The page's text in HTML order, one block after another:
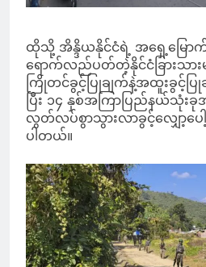
ထိုသို့ အိန္ဒိယနိုင်ငံရဲ့ အရှေ့မြေ
ရောက်လည်ပတ်တဲ့နိုင်ငံခြားသား
ကြိုတင်ခွင့်ပြုချက်နဲ့အထူးခွင့်ပြု
ပြီး ၁၄ နှစ်အကြာပြည်နယ်သုံး
လွတ်လပ်စွာသွားလာခွင့်လျှော့ပေ
ပါတယ်။